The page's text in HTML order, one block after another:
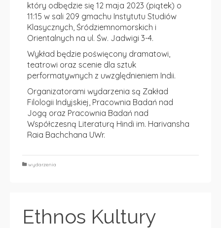
który odbędzie się 12 maja 2023 (piątek) o
11:15 w sali 209 gmachu Instytutu Studiów
Klasycznych, Śródziemnomorskich i
Orientalnych na ul. Św. Jadwigi 3-4.
Wykład będzie poświęcony dramatowi,
teatrowi oraz scenie dla sztuk
performatywnych z uwzględnieniem Indii.
Organizatorami wydarzenia są Zakład
Filologii Indyjskiej, Pracownia Badań nad
Jogą oraz Pracownia Badań nad
Współczesną Literaturą Hindi im. Harivansha
Raia Bachchana UWr.
wydarzenia
Ethnos Kultury